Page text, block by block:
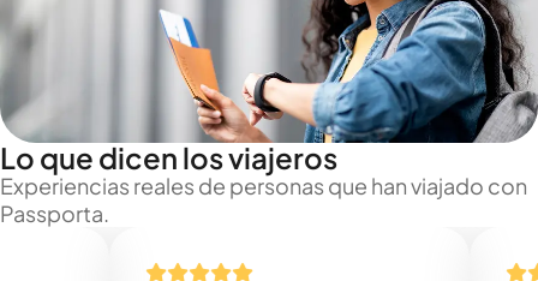
Lo que dicen los viajeros
Experiencias reales de personas que han viajado con
Passporta.